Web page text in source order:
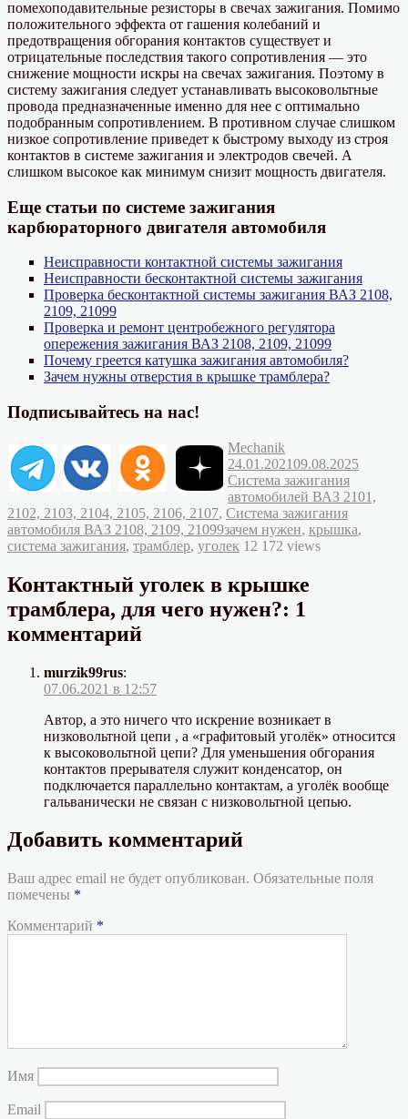
помехоподавительные резисторы в свечах зажигания. Помимо
положительного эффекта от гашения колебаний и
предотвращения обгорания контактов существует и
отрицательные последствия такого сопротивления — это
снижение мощности искры на свечах зажигания. Поэтому в
систему зажигания следует устанавливать высоковольтные
провода предназначенные именно для нее с оптимально
подобранным сопротивлением. В противном случае слишком
низкое сопротивление приведет к быстрому выходу из строя
контактов в системе зажигания и электродов свечей. А
слишком высокое как минимум снизит мощность двигателя.
Еще статьи по системе зажигания
карбюраторного двигателя автомобиля
Неисправности контактной системы зажигания
Неисправности бесконтактной системы зажигания
Проверка бесконтактной системы зажигания ВАЗ 2108,
2109, 21099
Проверка и ремонт центробежного регулятора
опережения зажигания ВАЗ 2108, 2109, 21099
Почему греется катушка зажигания автомобиля?
Зачем нужны отверстия в крышке трамблера?
Подписывайтесь на нас!
Автор
MechanikОпубликовано
24.01.202109.08.2025
Система зажигания
автомобилей ВАЗ 2101,
2102, 2103, 2104, 2105, 2106, 2107, Система зажигания
автомобиля ВАЗ 2108, 2109, 21099Метки
зачем нужен, крышка,
система зажигания, трамблер, уголек 12 172 views
Контактный уголек в крышке
трамблера, для чего нужен?: 1
комментарий
murzik99rus:
07.06.2021 в 12:57
Автор, а это ничего что искрение возникает в
низковольтной цепи , а «графитовый уголёк» относится
к высоковольтной цепи? Для уменьшения обгорания
контактов прерывателя служит конденсатор, он
подключается параллельно контактам, а уголёк вообще
гальванически не связан с низковольтной цепью.
Добавить комментарий
Ваш адрес email не будет опубликован. Обязательные поля
помечены *
Комментарий *
Имя
Email